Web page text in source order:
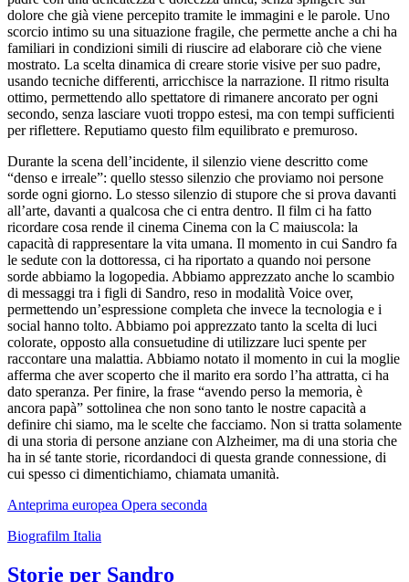
dolore che già viene percepito tramite le immagini e le parole. Uno
scorcio intimo su una situazione fragile, che permette anche a chi ha
familiari in condizioni simili di riuscire ad elaborare ciò che viene
mostrato. La scelta dinamica di creare storie visive per suo padre,
usando tecniche differenti, arricchisce la narrazione. Il ritmo risulta
ottimo, permettendo allo spettatore di rimanere ancorato per ogni
secondo, senza lasciare vuoti troppo estesi, ma con tempi sufficienti
per riflettere. Reputiamo questo film equilibrato e premuroso.
Durante la scena dell’incidente, il silenzio viene descritto come
“denso e irreale”: quello stesso silenzio che proviamo noi persone
sorde ogni giorno. Lo stesso silenzio di stupore che si prova davanti
all’arte, davanti a qualcosa che ci entra dentro. Il film ci ha fatto
ricordare cosa rende il cinema Cinema con la C maiuscola: la
capacità di rappresentare la vita umana. Il momento in cui Sandro fa
le sedute con la dottoressa, ci ha riportato a quando noi persone
sorde abbiamo la logopedia. Abbiamo apprezzato anche lo scambio
di messaggi tra i figli di Sandro, reso in modalità Voice over,
permettendo un’espressione completa che invece la tecnologia e i
social hanno tolto. Abbiamo poi apprezzato tanto la scelta di luci
colorate, opposto alla consuetudine di utilizzare luci spente per
raccontare una malattia. Abbiamo notato il momento in cui la moglie
afferma che aver scoperto che il marito era sordo l’ha attratta, ci ha
dato speranza. Per finire, la frase “avendo perso la memoria, è
ancora papà” sottolinea che non sono tanto le nostre capacità a
definire chi siamo, ma le scelte che facciamo. Non si tratta solamente
di una storia di persone anziane con Alzheimer, ma di una storia che
ha in sé tante storie, ricordandoci di questa grande connessione, di
cui spesso ci dimentichiamo, chiamata umanità.
Anteprima europea Opera seconda
Biografilm Italia
Storie per Sandro